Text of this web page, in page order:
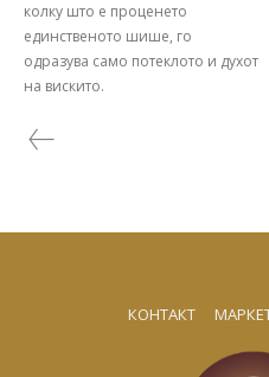
колку што е проценето
единственото шише, го
одразува само потеклото и духот
на вискито.
КОНТАКТ